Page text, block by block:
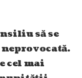
să se
neprovocată.
cel mai